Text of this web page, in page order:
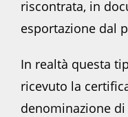
riscontrata, in
esportazione dal
In realtà questa
ricevuto la
denominazione di